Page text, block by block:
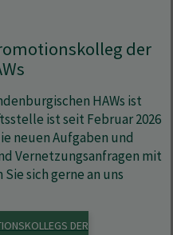
der
HAWs ist
ist seit Februar 2026
neuen Aufgaben und
Vernetzungsanfragen mit
sich gerne an uns
DER